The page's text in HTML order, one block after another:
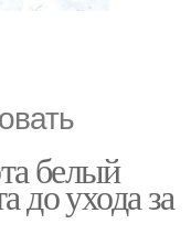
белый
до ухода за